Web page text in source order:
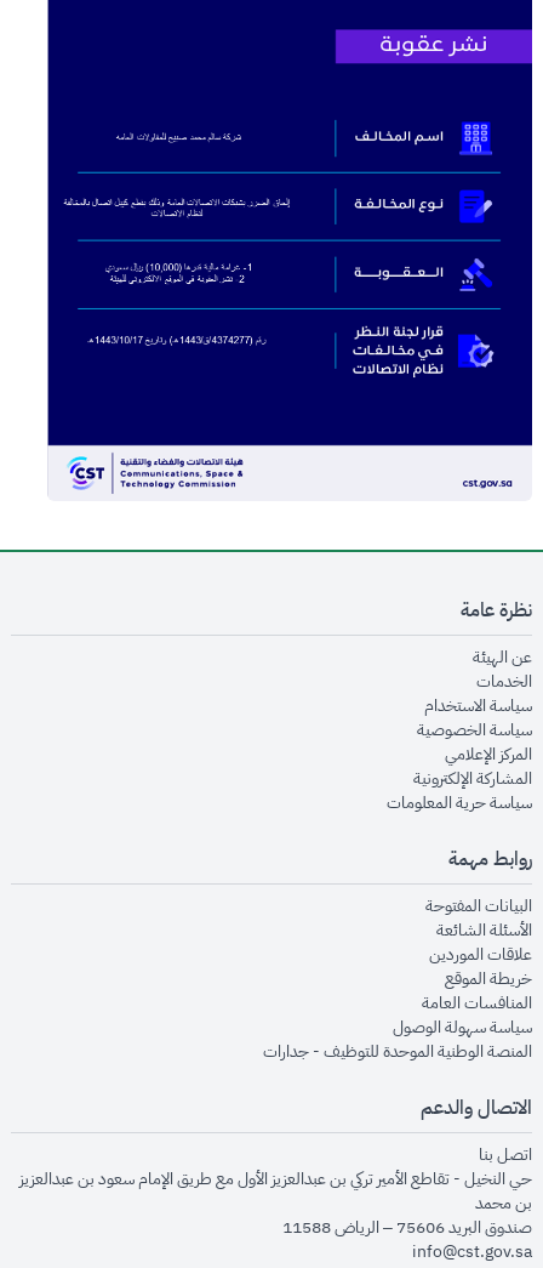
نظرة عامة
عن الهيئةopens in new window
الخدماتopens in new window
سياسة الاستخدام
سياسة الخصوصيةopens in new window
المركز الإعلاميopens in new window
المشاركة الإلكترونيةopens in new window
سياسة حرية المعلوماتopens in new window
روابط مهمة
البيانات المفتوحةopens in new window
الأسئلة الشائعةopens in new window
علاقات الموردينopens in new window
خريطة الموقعopens in new window
المنافسات العامةopens in new window
سياسة سهولة الوصولopens in new window
المنصة الوطنية الموحدة للتوظيف - جداراتopens in new window
الاتصال والدعم
اتصل بنا
حي النخيل - تقاطع الأمير تركي بن عبدالعزيز الأول مع طريق الإمام سعود بن عبدالعزيز
بن محمد
صندوق البريد 75606 – الرياض 11588
info@cst.gov.sa